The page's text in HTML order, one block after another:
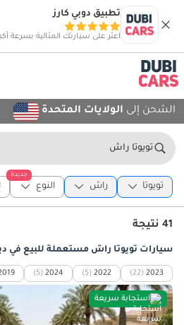
تطبيق دوبي كارز
اعثر على سيارتك المثالية بسرعة
الشحن إلى الولايات المتحدة
تويوتا راش
تويوتا راش
جديدة
النوع
41 نتيجة
سيارات تويوتا راش مستعملة للبيع في
2023
(22)
2022
(5)
2024
(5)
استجابة سريعة